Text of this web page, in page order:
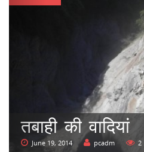
तबाही की वादियां
June 19, 2014 pcadm 2